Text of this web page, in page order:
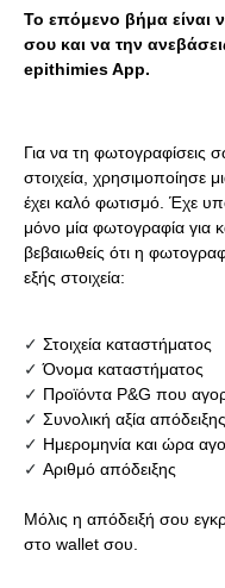
Το επόμενο βήμα είναι
σου και να την
epithimies App.
Για να τη φωτογραφίσεις
στοιχεία, χρησιμοποίησε
έχει καλό φωτισμό. Έχε
μόνο μία φωτογραφία για
βεβαιωθείς ότι η
εξής στοιχεία:
✓ Στοιχεία καταστήματος
✓Όνομα καταστήματος
✓ Προϊόντα P&G που
✓ Συνολική αξία απόδειξης
✓ Ημερομηνία και ώρα
✓ Αριθμό απόδειξης
Μόλις η απόδειξή σου
στο wallet σου